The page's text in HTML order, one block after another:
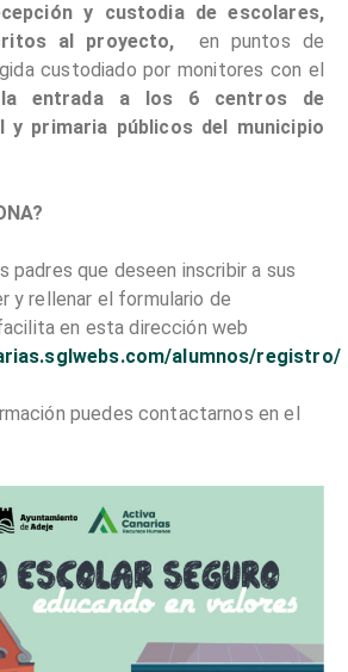
y custodia de escolares,
al proyecto,
en puntos de
custodiado por monitores con el
entrada a los 6 centros de
y primaria públicos del municipio
padres que deseen inscribir a sus
y rellenar el formulario de
en esta dirección web
alumnos/registro/
puedes contactarnos en el